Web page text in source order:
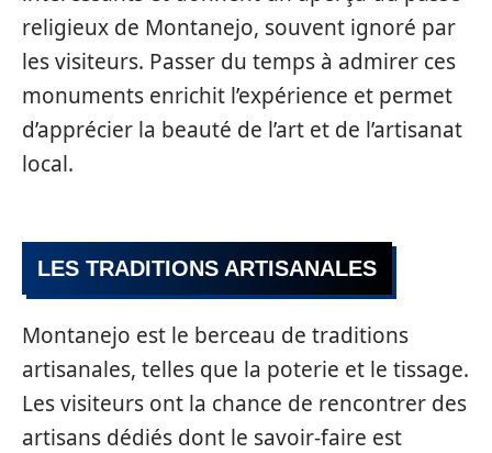
religieux de Montanejo, souvent ignoré par
les visiteurs. Passer du temps à admirer ces
monuments enrichit l’expérience et permet
d’apprécier la beauté de l’art et de l’artisanat
local.
LES TRADITIONS ARTISANALES
Montanejo est le berceau de traditions
artisanales, telles que la poterie et le tissage.
Les visiteurs ont la chance de rencontrer des
artisans dédiés dont le savoir-faire est